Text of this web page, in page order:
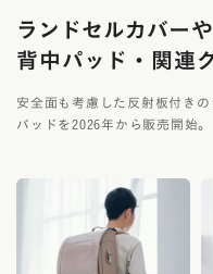
ランドセルカバーや
背中パッド・関連
安全面も考慮した反射板付き
パッドを2026年から販売開始。